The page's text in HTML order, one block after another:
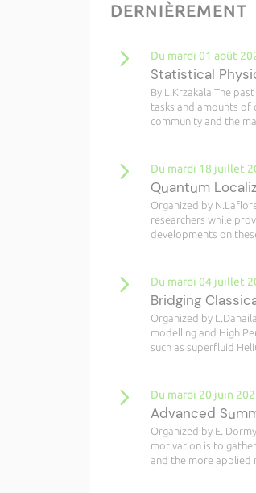
DERNIÈREMENT
Du mardi 01 août
Statistical
By L.Krzakala The
tasks and amounts of
community and the
Du mardi 18 juillet
Quantum
Organized by
researchers while
developments on
Du mardi 04 juillet
Bridging
Organized by
modelling and High
such as superfluid
Du mardi 20 juin
Advanced
Organized by E.
motivation is to
and the more applied